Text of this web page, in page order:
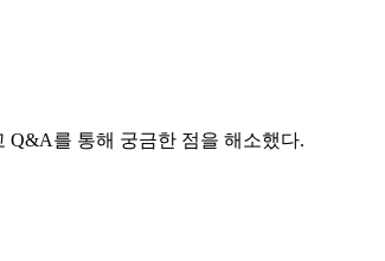
Q&A를 통해 궁금한 점을 해소했다.